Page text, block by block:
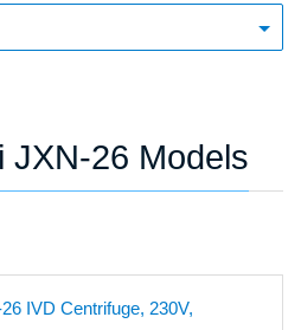
JXN-26 Models
IVD Centrifuge, 230V,